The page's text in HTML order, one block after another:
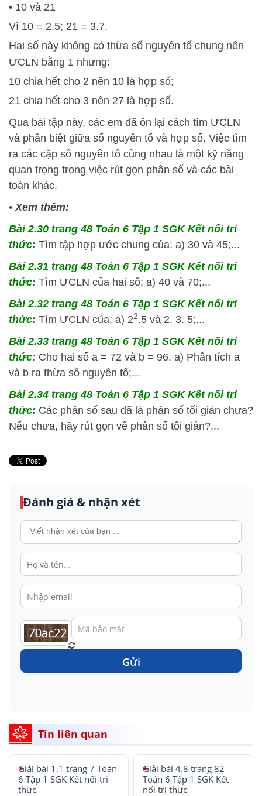
• 10 và 21
Vì 10 = 2.5; 21 = 3.7.
Hai số này không có thừa số nguyên tố chung nên
ƯCLN bằng 1 nhưng:
10 chia hết cho 2 nên 10 là hợp số;
21 chia hết cho 3 nên 27 là hợp số.
Qua bài tập này, các em đã ôn lại cách tìm ƯCLN
và phân biệt giữa số nguyên tố và hợp số. Việc tìm
ra các cặp số nguyên tố cùng nhau là một kỹ năng
quan trọng trong việc rút gọn phân số và các bài
toán khác.
•Xem thêm:
Bài 2.30 trang 48 Toán 6 Tập 1 SGK Kết nối tri
thức: Tìm tập hợp ước chung của: a) 30 và 45;...
Bài 2.31 trang 48 Toán 6 Tập 1 SGK Kết nối tri
thức: Tìm ƯCLN của hai số: a) 40 và 70;...
Bài 2.32 trang 48 Toán 6 Tập 1 SGK Kết nối tri
thức: Tìm ƯCLN của: a) 22.5 và 2. 3. 5;...
Bài 2.33 trang 48 Toán 6 Tập 1 SGK Kết nối tri
thức: Cho hai số a = 72 và b = 96. a) Phân tích a
và b ra thừa số nguyên tố;...
Bài 2.34 trang 48 Toán 6 Tập 1 SGK Kết nối tri
thức: Các phân số sau đã là phân số tối giản chưa?
Nếu chưa, hãy rút gọn về phân số tối giản?...
Đánh giá & nhận xét
Gửi
Tin liên quan
Giải bài 1.1 trang 7 Toán
6 Tập 1 SGK Kết nối tri
thức
Giải bài 4.8 trang 82
Toán 6 Tập 1 SGK Kết
nối tri thức